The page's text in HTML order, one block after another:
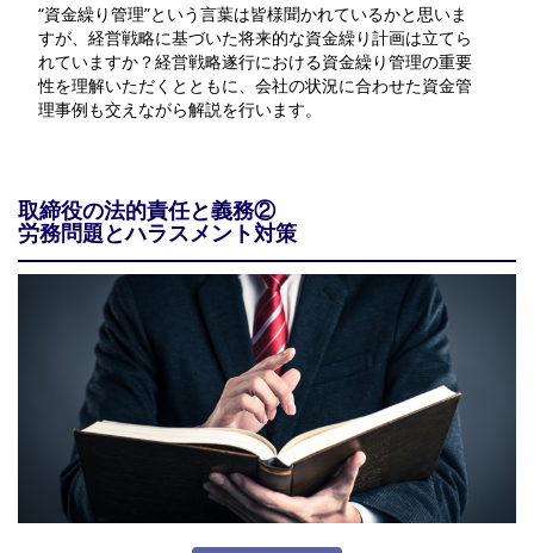
“資金繰り管理”という言葉は皆様聞かれているかと思いま
すが、経営戦略に基づいた将来的な資金繰り計画は立てら
れていますか？経営戦略遂行における資金繰り管理の重要
性を理解いただくとともに、会社の状況に合わせた資金管
理事例も交えながら解説を行います。
取締役の法的責任と義務②
労務問題とハラスメント対策